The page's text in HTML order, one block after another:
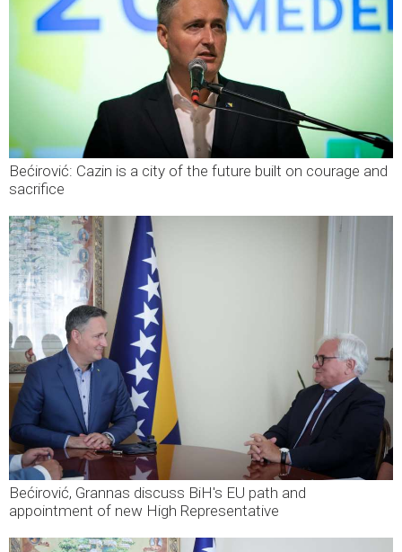
Bećirović: Cazin is a city of the future built on courage and
sacrifice
Bećirović, Grannas discuss BiH's EU path and
appointment of new High Representative